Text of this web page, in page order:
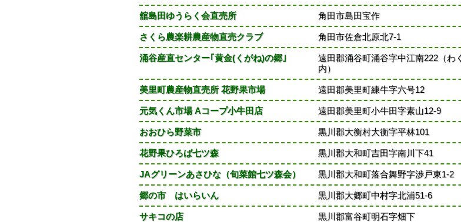
舘島田ゆうらく会直売所 角田市島田宝作
さくら農楽耕農産物直売クラブ 角田市佐倉北原北7-1
涌谷産直センター｢黄金(くがね)の郷｣
遠田郡涌谷町涌谷字中江南222（わ
内）
美里町農産物直売所 花野果市場 遠田郡美里町練牛字六号12
元気くん市場 Aコープ小牛田店 遠田郡美里町小牛田字素山12-9
おおひら野菜市 黒川郡大衡村大衡字平林101
花野果ひろば七ツ森 黒川郡大和町吉田字南川下41
JAグリーンあさひな（旬菜館七ツ森会） 黒川郡大和町落合舞野字渉戸東1-2
郷の市 はいらいん 黒川郡大郷町中村字北浦51-6
サキコの店 黒川郡富谷町明石字畑下